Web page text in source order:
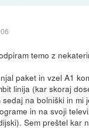
temo z
paket in vzel A1
linija (kar skoraj
na bolniški in mi
in na svoji
Sem preštel kar